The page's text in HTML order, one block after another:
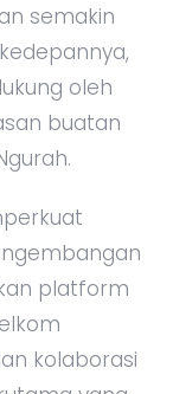
semakin
oleh
buatan
platform
kolaborasi